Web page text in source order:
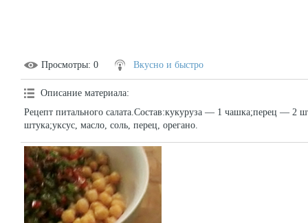
Просмотры: 0 Вкусно и быстро
Описание материала:
Рецепт питального салата.Состав:кукуруза — 1 чашка;перец —
штука;уксус, масло, соль, перец, орегано.